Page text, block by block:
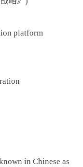
platform
in Chinese as